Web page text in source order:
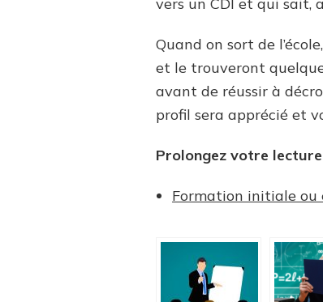
Quand on sort de
et le trouveront
avant de réussir à
profil sera apprécié et
Prolongez votre
Formation initiale ou